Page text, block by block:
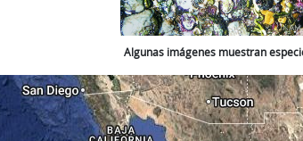
Algunas imágenes muestran